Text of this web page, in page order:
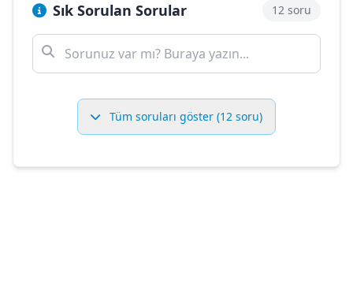
Sık Sorulan Sorular 12 soru
Tüm soruları göster (12 soru)